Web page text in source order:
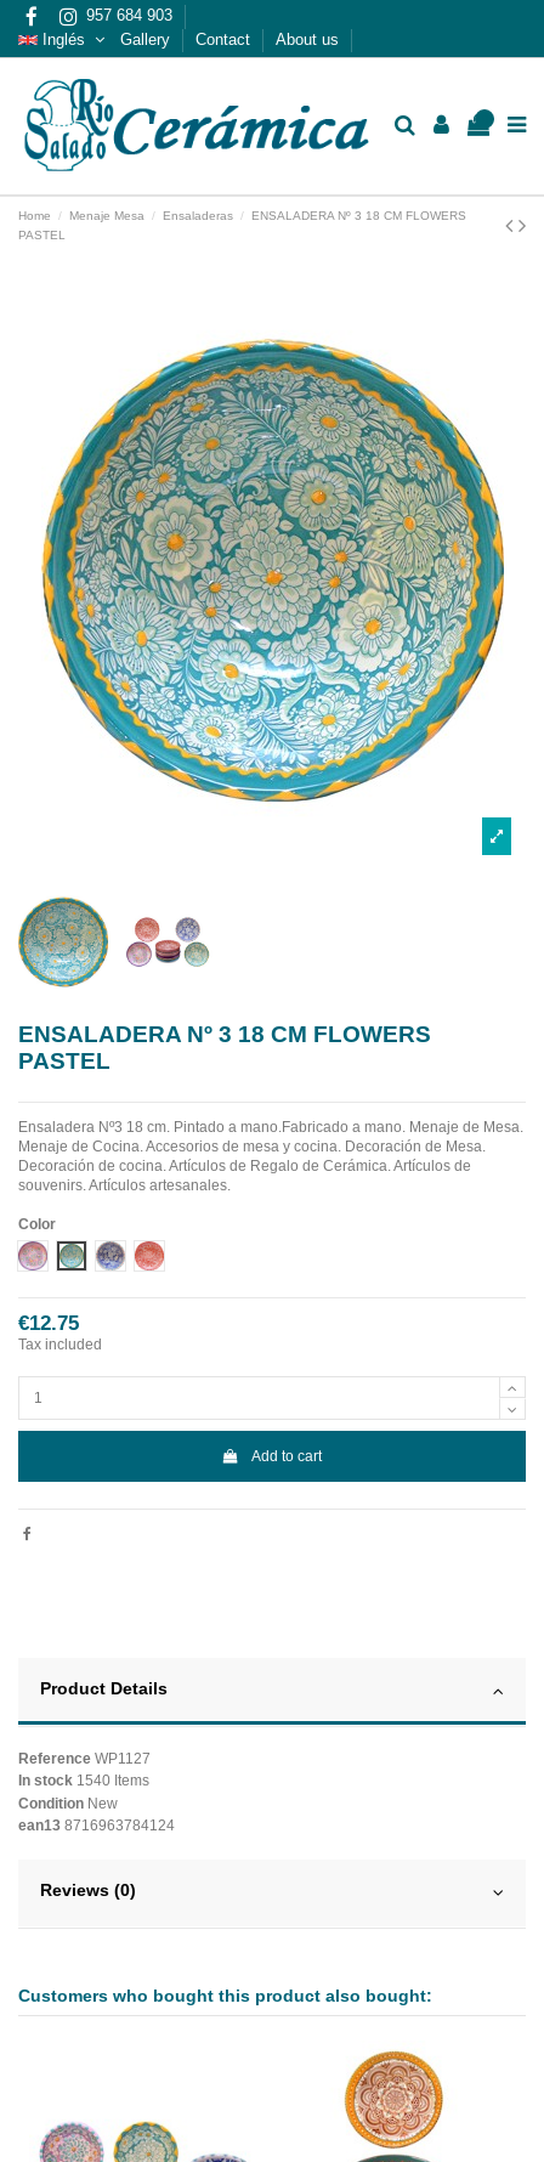
957 684 903
Inglés
Gallery Contact About us
Home Menaje Mesa Ensaladeras
ENSALADERA Nº 3 18 CM FLOWERS
PASTEL
ENSALADERA Nº 3 18 CM FLOWERS
PASTEL
Ensaladera Nº3 18 cm. Pintado a mano.Fabricado a mano. Menaje de Mesa.
Menaje de Cocina. Accesorios de mesa y cocina. Decoración de Mesa.
Decoración de cocina. Artículos de Regalo de Cerámica. Artículos de
souvenirs. Artículos artesanales.
Color
Diseño 1Diseño 2Diseño 3Diseño 4
€12.75
Tax included
Add to cart
Product Details
Reference WP1127
In stock 1540 Items
Condition New
ean13 8716963784124
Reviews (0)
Customers who bought this product also bought: